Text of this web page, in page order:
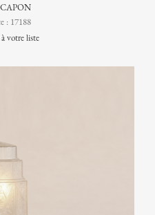
: 17188
votre liste